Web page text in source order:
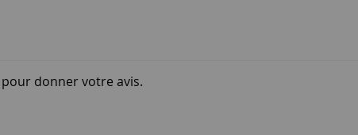
pour donner votre avis.